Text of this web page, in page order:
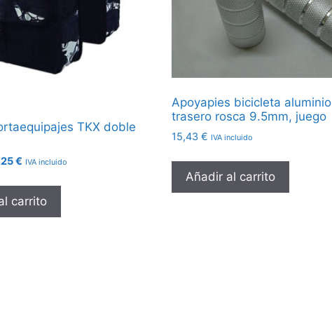
TKX doble
€.
€El
actual
es:
30,25 €.
IVA incluido
carrito
Apoyapies bicicleta aluminio
trasero rosca 9.5mm, juego
15,43€ IVA incluido
Añadir al carrito